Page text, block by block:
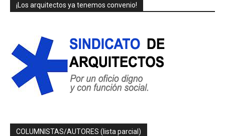
¡Los arquitectos ya tenemos convenio!
COLUMNISTAS/AUTORES (lista parcial)